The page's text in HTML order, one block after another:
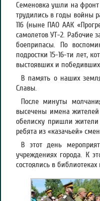
Семеновка ушли на
трудились в годы войны
116 (ныне ПАО ААК
самолетов УТ-2. Рабочие
боеприпасы. По
подростки 15-16-ти лет,
выстоявших и
В память о наших
Славы.
После минуты
высечены имена
обелиску пришли жители
ребята из «казачьей»
В этот день
учреждениях города. К
состоялись в библиотеках